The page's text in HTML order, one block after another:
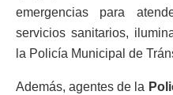
emergencias para
servicios sanitarios,
la Policía Municipal de
Además, agentes de la